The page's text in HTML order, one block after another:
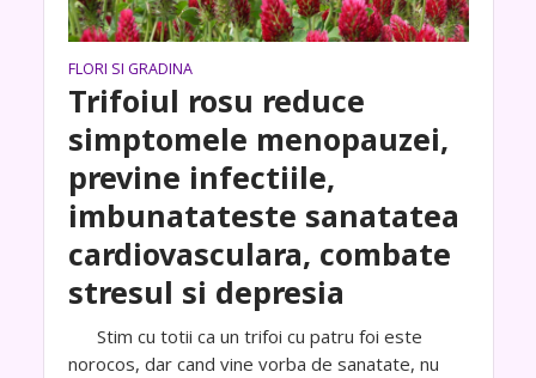
FLORI SI GRADINA
Trifoiul rosu reduce
simptomele menopauzei,
previne infectiile,
imbunatateste sanatatea
cardiovasculara, combate
stresul si depresia
Stim cu totii ca un trifoi cu patru foi este
norocos, dar cand vine vorba de sanatate, nu